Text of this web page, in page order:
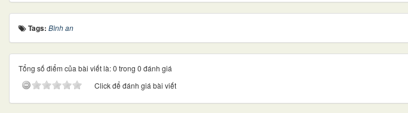
Tags: Bình an
Tổng số điểm của bài viết là: 0 trong 0 đánh giá
Click để đánh giá bài viết